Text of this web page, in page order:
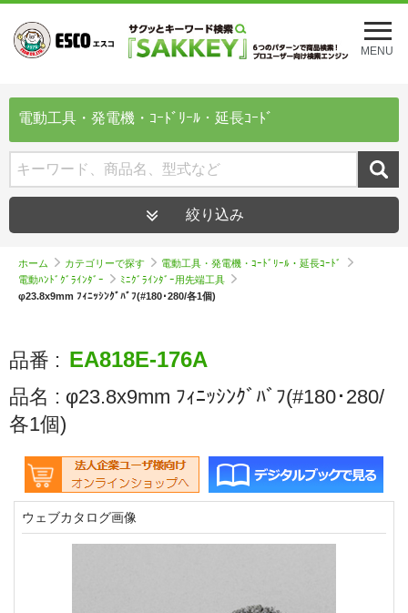
メ
ニ
ュ
を
MENU
電動工具・発電機・ｺｰﾄﾞﾘｰﾙ・延長ｺｰﾄﾞ
絞り込み
ホーム カテゴリーで探す
電動工具・発電機・ｺｰﾄﾞﾘｰﾙ・延長ｺｰﾄﾞ
電動ﾊﾝﾄﾞｸﾞﾗｲﾝﾀﾞｰ
ﾐﾆｸﾞﾗｲﾝﾀﾞｰ用先端工具
φ23.8x9mm ﾌｨﾆｯｼﾝｸﾞﾊﾞﾌ(#180･280/各1個)
品番 : EA818E-176A
品名 : φ23.8x9mm ﾌｨﾆｯｼﾝｸﾞﾊﾞﾌ(#180･280/
各1個)
ウェブカタログ画像